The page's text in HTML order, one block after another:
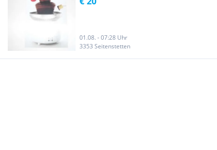
01.08. - 07:28 Uhr
3353 Seitenstetten